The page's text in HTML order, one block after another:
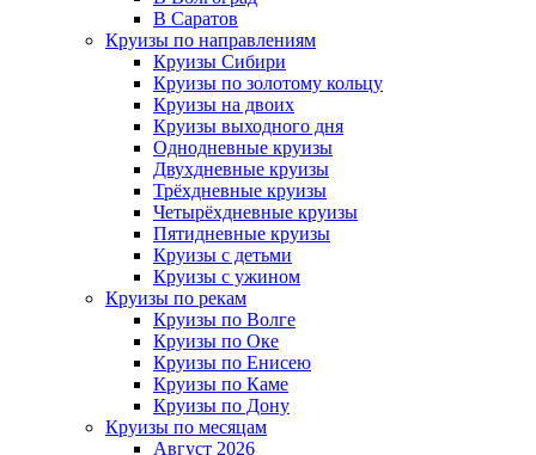
В Саратов
Круизы по направлениям
Круизы Сибири
Круизы по золотому кольцу
Круизы на двоих
Круизы выходного дня
Однодневные круизы
Двухдневные круизы
Трёхдневные круизы
Четырёхдневные круизы
Пятидневные круизы
Круизы с детьми
Круизы с ужином
Круизы по рекам
Круизы по Волге
Круизы по Оке
Круизы по Енисею
Круизы по Каме
Круизы по Дону
Круизы по месяцам
Август 2026